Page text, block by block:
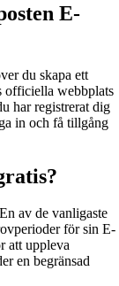
E-
du skapa ett
officiella webbplats
har registrerat dig
in och få tillgång
av de vanligaste
för sin E-
att uppleva
en begränsad